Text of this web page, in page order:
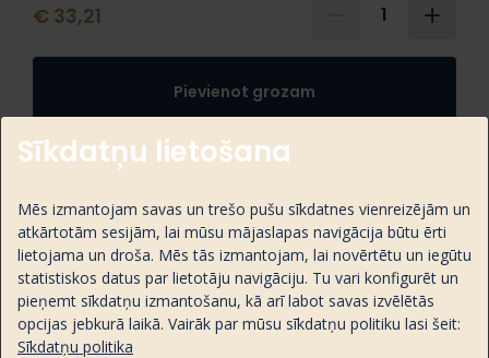
€ 33,21 1
Pievienot grozam
Coffee Address Arabica Classic ir meistarīgi
grauzdēta, sabalansēta 100% Arabica kafija ar
maigu tekstūru, karameļu un augļu notīm.
Sīkdatņu lietošana
Mēs izmantojam savas un trešo pušu sīkdatnes vienreizējām un
atkārtotām sesijām, lai mūsu mājaslapas navigācija būtu ērti
lietojama un droša. Mēs tās izmantojam, lai novērtētu un iegūtu
statistiskos datus par lietotāju navigāciju. Tu vari konfigurēt un
pieņemt sīkdatņu izmantošanu, kā arī labot savas izvēlētās
opcijas jebkurā laikā. Vairāk par mūsu sīkdatņu politiku lasi šeit:
Sīkdatņu politika